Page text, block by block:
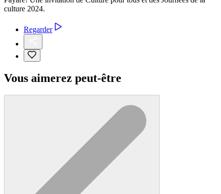
culture 2024.
Regarder
Vous aimerez peut-être